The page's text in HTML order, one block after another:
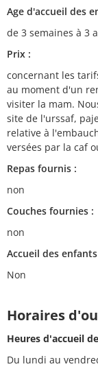
Age d'accueil des
de 3 semaines à 3
Prix :
concernant les
au moment d'un
visiter la mam.
site de l'urssaf,
relative à
versées par la caf
Repas fournis :
non
Couches fournies :
non
Accueil des
Non
Horaires
Heures d'accueil
Du lundi au